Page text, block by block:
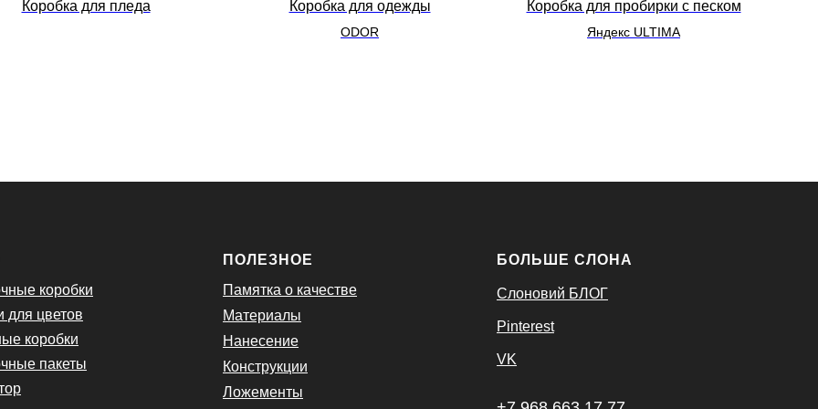
Коробка для пледа Коробка для одежды
ODOR
Коробка для пробирки с песком
Яндекс ULTIMA
коробки
для цветов
коробки
пакеты
ПОЛЕЗНОЕ
Памятка о качестве
Материалы
Нанесение
Конструкции
Ложементы
БОЛЬШЕ СЛОНА
Слоновий БЛОГ
Pinterest
VK